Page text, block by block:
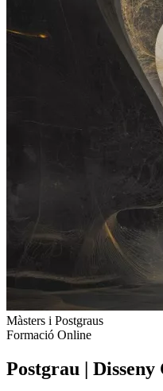
Màsters i Postgraus
Formació Online
Postgrau |